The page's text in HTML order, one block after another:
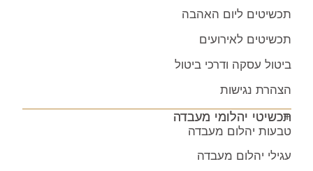
תכשיטים ליום האהבה
תכשיטים לאירועים
ביטול עסקה ודרכי ביטול
הצהרת נגישות
תכשיטי יהלומי מעבדה
טבעות יהלום מעבדה
עגילי יהלום מעבדה